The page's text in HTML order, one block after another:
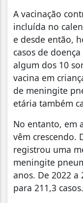
A vacinação
incluída no
e desde então,
casos de
algum dos 10
vacina em
de meningite
etária também
No entanto, em
vêm crescendo.
registrou uma
meningite
anos. De 2022
para 211,3 casos.